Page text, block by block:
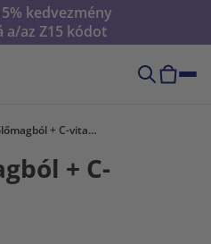
kedvezmény
a/az Z15 kódot
OPC – szőlőmagból + C-vitamin
+ C-